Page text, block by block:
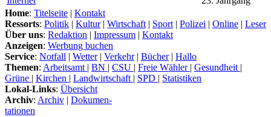
Home: Titelseite | Kontakt
Ressorts: Politik | Kultur| Wirtschaft | Sport | Polizei | Online | Leser
Über uns: Redaktion | Impressum | Kontakt
Anzeigen: Werbung buchen
Service: Notfall | Wetter| Verkehr| Bücher| Hallo
Themen: Arbeitsamt | BN | CSU | Freie Wähler | Gesundheit |
Grüne | Kirchen | Landwirtschaft | SPD | Statistiken
Lokal-Links: Übersicht
Archiv: Archiv | Dokumen-
tationen